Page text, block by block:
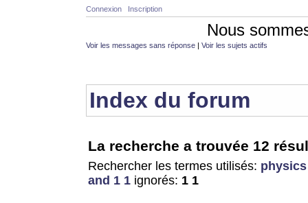
Connexion Inscription
Nous
Voir les messages sans réponse | Voir les sujets actifs
Index du forum
La recherche a trouvée 12
Rechercher les termes utilisés: physics
and 1 1 ignorés: 1 1